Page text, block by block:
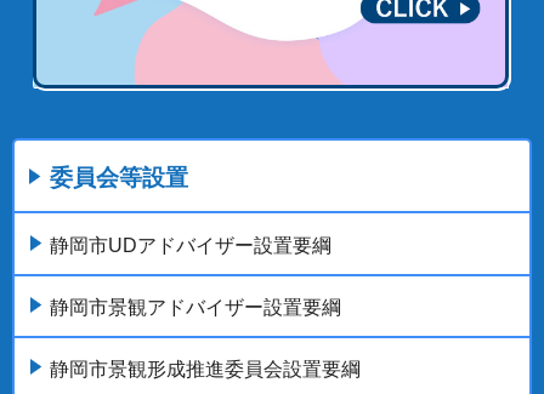
委員会等設置
静岡市UDアドバイザー設置要綱
静岡市景観アドバイザー設置要綱
静岡市景観形成推進委員会設置要綱